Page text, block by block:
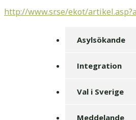
http://www.sr.se/ekot/
Asylsökande
Integration
Val i Sverige
Meddelande